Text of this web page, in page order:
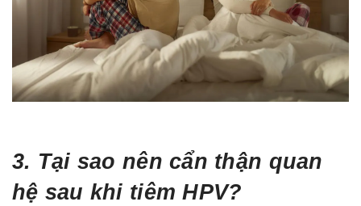
3. Tại sao nên cẩn thận quan
hệ sau khi tiêm HPV?